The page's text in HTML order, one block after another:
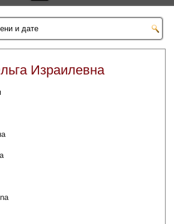
Израилевна